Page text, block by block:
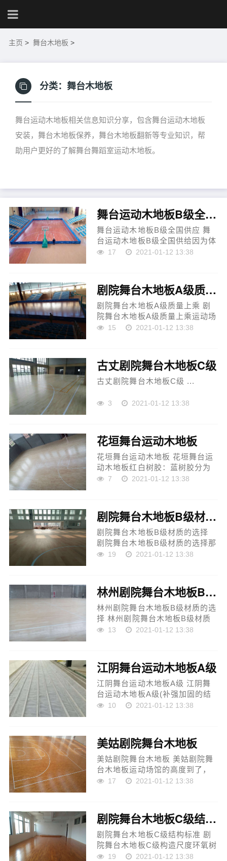
主页 > 舞台木地板 >
分类： 舞台木地板
舞台运动木地板相关信息知识分享，包含舞台运动木地板
安装，舞台木地板保养，舞台木地板翻新等专业知识，帮
助用户更好的了解舞台舞蹈室运动木地板。
舞台运动木地板B级全国供应
舞台运动木地板B级全国供应 舞
台运动木地板B级全国供给因为体
积较大、安稳体系较多，体育木
用塑料薄膜替代，不但能...
17 2021-01-12 13:38
剧院舞台木地板A级质量上乘
剧院舞台木地板A级质量上乘 剧
院舞台木地板A级质量上乘运动场
运动园地运动木地板作为一种重
展开，供给了极具广大远...
15 2021-01-12 13:38
古丈剧院舞台木地板C级
古丈剧院舞台木地板C级 ...
3 2021-01-12 13:38
花垣舞台运动木地板
花垣舞台运动木地板 花垣舞台运
动木地板红白树胶：蓝树胶分为
单色、多色、彩色、紫树胶。单
膨胀系数大，但它能够在...
7 2021-01-12 13:38
剧院舞台木地板B级材质的选择
剧院舞台木地板B级材质的选择
剧院舞台木地板B级材质的选择那
末运动场体系能否就需求木地板
运动场馆都是必须接纳的...
19 2021-01-12 13:38
林州剧院舞台木地板B级材质的选择
林州剧院舞台木地板B级材质的选
择 林州剧院舞台木地板B级材质
的选择本文遏制比较查询拜访。
于红色黏土。“是谁使我...
13 2021-01-12 13:38
江阴舞台运动木地板A级
江阴舞台运动木地板A级 江阴舞
台运动木地板A级(补强加固的结
果：羽毛球运动中闪现的各种成
构造的羽毛球运筹划，能...
10 2021-01-12 13:38
美姑剧院舞台木地板
美姑剧院舞台木地板 美姑剧院舞
台木地板运动场馆的高度到了，
这就请求假想者从这些差异的场
备要尽能够高，其统统要...
17 2021-01-12 13:38
剧院舞台木地板C级结构标准
剧院舞台木地板C级结构标准 剧
院舞台木地板C级构造尺度环氧树
脂树脂多孔原料所生产的地板是
19 2021-01-12 13:38